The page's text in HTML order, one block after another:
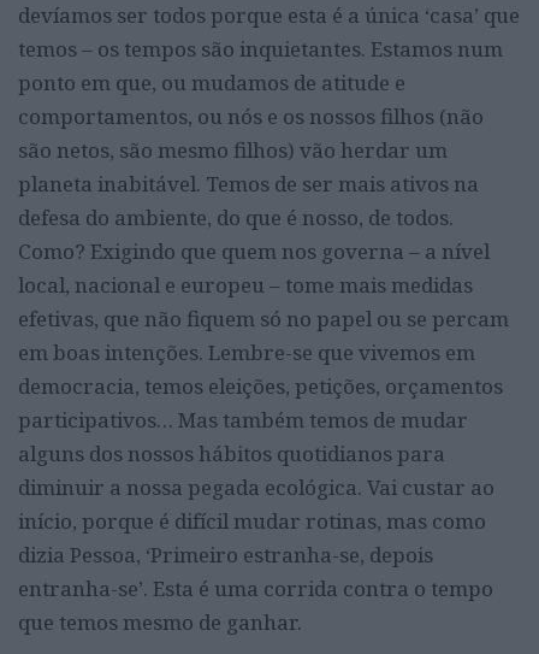
devíamos ser todos porque esta é a única ‘casa’ que
temos – os tempos são inquietantes. Estamos num
ponto em que, ou mudamos de atitude e
comportamentos, ou nós e os nossos filhos (não
são netos, são mesmo filhos) vão herdar um
planeta inabitável. Temos de ser mais ativos na
defesa do ambiente, do que é nosso, de todos.
Como? Exigindo que quem nos governa – a nível
local, nacional e europeu – tome mais medidas
efetivas, que não fiquem só no papel ou se percam
em boas intenções. Lembre-se que vivemos em
democracia, temos eleições, petições, orçamentos
participativos… Mas também temos de mudar
alguns dos nossos hábitos quotidianos para
diminuir a nossa pegada ecológica. Vai custar ao
início, porque é difícil mudar rotinas, mas como
dizia Pessoa, ‘Primeiro estranha-se, depois
entranha-se’. Esta é uma corrida contra o tempo
que temos mesmo de ganhar.